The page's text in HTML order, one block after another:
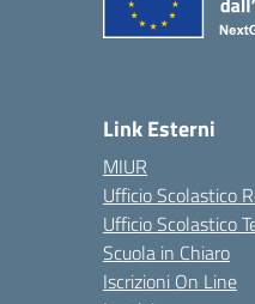
Link Esterni
MIUR
Ufficio Scolastico
Ufficio Scolastico
Scuola in Chiaro
Iscrizioni On Line